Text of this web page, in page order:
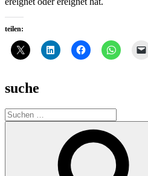
teilen:
suche
Suche
nach: